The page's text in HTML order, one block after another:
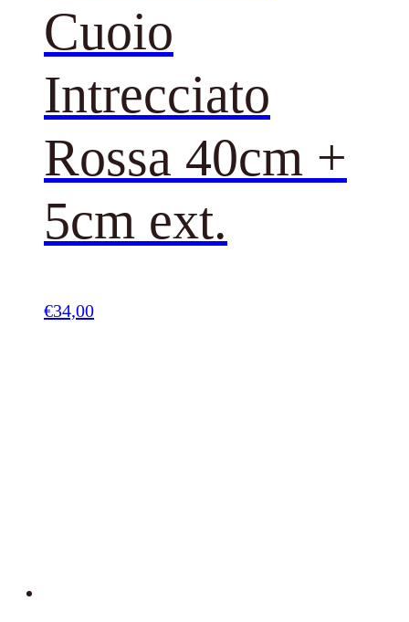
Cuoio
Intrecciato
Rossa 40cm +
5cm ext.
€34,00